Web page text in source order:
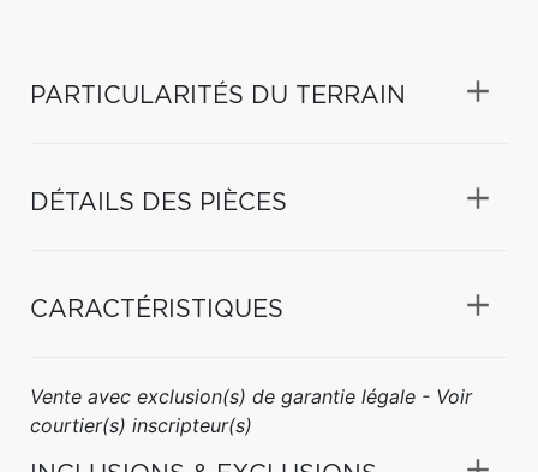
PARTICULARITÉS DU TERRAIN
DÉTAILS DES PIÈCES
CARACTÉRISTIQUES
Vente avec exclusion(s) de garantie légale - Voir
courtier(s) inscripteur(s)